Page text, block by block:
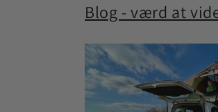
Blog - værd at